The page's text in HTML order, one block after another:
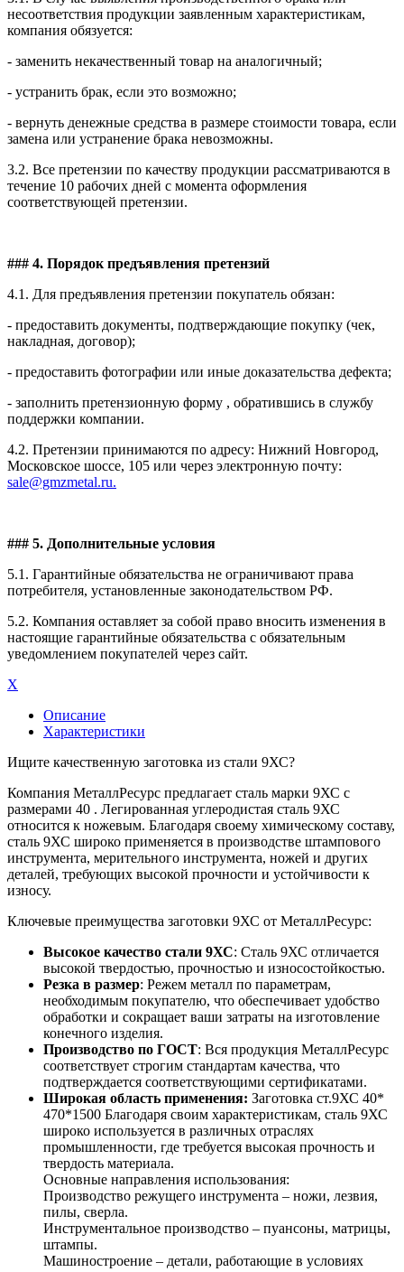
несоответствия продукции заявленным характеристикам,
компания обязуется:
- заменить некачественный товар на аналогичный;
- устранить брак, если это возможно;
- вернуть денежные средства в размере стоимости товара, если
замена или устранение брака невозможны.
3.2. Все претензии по качеству продукции рассматриваются в
течение 10 рабочих дней с момента оформления
соответствующей претензии.
### 4. Порядок предъявления претензий
4.1. Для предъявления претензии покупатель обязан:
- предоставить документы, подтверждающие покупку (чек,
накладная, договор);
- предоставить фотографии или иные доказательства дефекта;
- заполнить претензионную форму , обратившись в службу
поддержки компании.
4.2. Претензии принимаются по адресу: Нижний Новгород,
Московское шоссе, 105 или через электронную почту:
sale@gmzmetal.ru.
### 5. Дополнительные условия
5.1. Гарантийные обязательства не ограничивают права
потребителя, установленные законодательством РФ.
5.2. Компания оставляет за собой право вносить изменения в
настоящие гарантийные обязательства с обязательным
уведомлением покупателей через сайт.
X
Описание
Характеристики
Ищите качественную заготовка из стали 9ХС?
Компания МеталлРесурс предлагает сталь марки 9ХС с
размерами 40 . Легированная углеродистая сталь 9ХС
относится к ножевым. Благодаря своему химическому составу,
сталь 9ХС широко применяется в производстве штампового
инструмента, мерительного инструмента, ножей и других
деталей, требующих высокой прочности и устойчивости к
износу.
Ключевые преимущества заготовки 9ХС от МеталлРесурс:
Высокое качество стали 9ХС: Сталь 9ХС отличается
высокой твердостью, прочностью и износостойкостью.
Резка в размер: Режем металл по параметрам,
необходимым покупателю, что обеспечивает удобство
обработки и сокращает ваши затраты на изготовление
конечного изделия.
Производство по ГОСТ: Вся продукция МеталлРесурс
соответствует строгим стандартам качества, что
подтверждается соответствующими сертификатами.
Широкая область применения: Заготовка ст.9ХС 40*
470*1500 Благодаря своим характеристикам, сталь 9ХС
широко используется в различных отраслях
промышленности, где требуется высокая прочность и
твердость материала.
Основные направления использования:
Производство режущего инструмента – ножи, лезвия,
пилы, сверла.
Инструментальное производство – пуансоны, матрицы,
штампы.
Машиностроение – детали, работающие в условиях